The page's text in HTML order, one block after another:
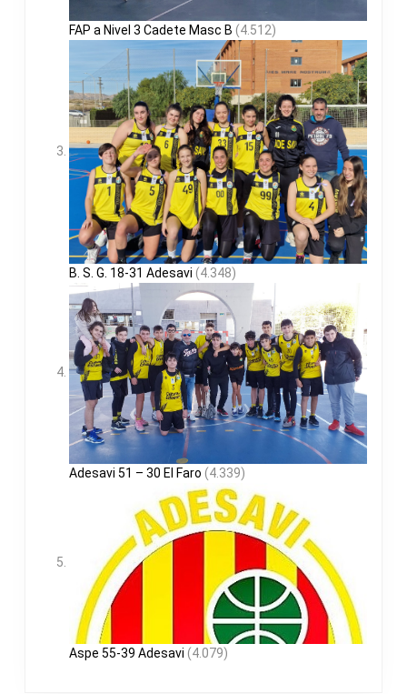
FAP a Nivel 3 Cadete Masc B (4.512)
B. S. G. 18-31 Adesavi (4.348)
Adesavi 51 – 30 El Faro (4.339)
Aspe 55-39 Adesavi (4.079)